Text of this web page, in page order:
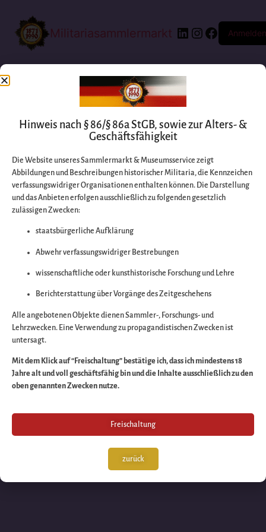
Militariasammlermarkt Anmelden
Entschuldigen Sie
bitte die
Wir arbeiten an
großartigen Sache
schauen Sie bald
wieder vorbei!
Hinweis nach § 86/§ 86a StGB, sowie zur Alters- &
Geschäftsfähigkeit
Die Website unseres Sammlermarkt & Museumsservice zeigt
Abbildungen und Beschreibungen historischer Militaria, die Kennzeichen
verfassungswidriger Organisationen enthalten können. Die Darstellung
und das Anbieten erfolgen ausschließlich zu folgenden gesetzlich
zulässigen Zwecken:
staatsbürgerliche Aufklärung
Abwehr verfassungswidriger Bestrebungen
wissenschaftliche oder kunsthistorische Forschung und Lehre
Berichterstattung über Vorgänge des Zeitgeschehens
Alle angebotenen Objekte dienen Sammler-, Forschungs- und
Lehrzwecken. Eine Verwendung zu propagandistischen Zwecken ist
untersagt.
Mit dem Klick auf “Freischaltung” bestätige ich, dass ich mindestens 18
Jahre alt und voll geschäftsfähig bin und die Inhalte ausschließlich zu den
oben genannten Zwecken nutze.
Freischaltung
zurück